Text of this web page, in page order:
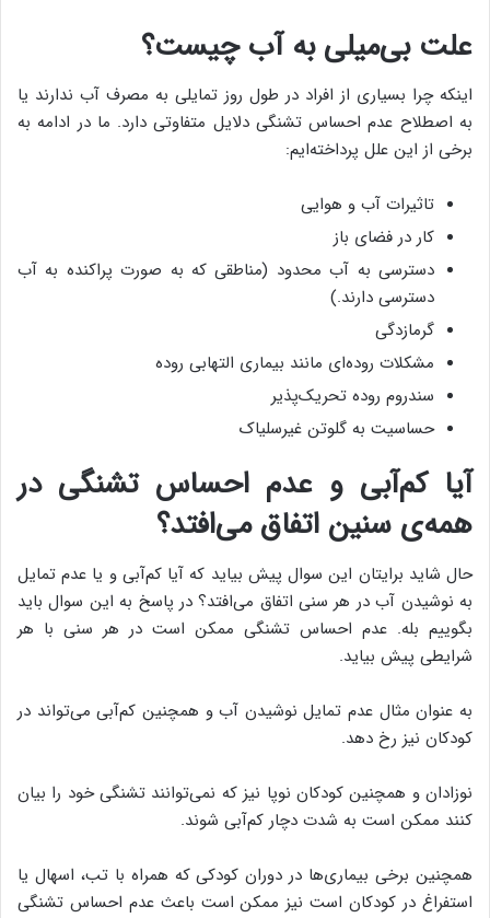
علت بی‌میلی به آب چیست؟
اینکه چرا بسیاری از افراد در طول روز تمایلی به مصرف آب ندارند یا
به اصطلاح عدم احساس تشنگی دلایل متفاوتی دارد. ما در ادامه به
برخی از این علل پرداخته‌ایم:
تاثیرات آب و هوایی
کار در فضای باز
دسترسی به آب محدود (مناطقی که به صورت پراکنده به آب
دسترسی دارند.)
گرمازدگی
مشکلات رود‌ه‌ای مانند بیماری التهابی روده
سندروم روده تحریک‌پذیر
حساسیت به گلوتن غیرسلیاک
آیا کم‌آبی و عدم احساس تشنگی در
همه‌ی سنین اتفاق می‌افتد؟
حال شاید برایتان این سوال پیش بیاید که آیا کم‌آبی و یا عدم تمایل
به نوشیدن آب در هر سنی اتفاق می‌افتد؟ در پاسخ به این سوال باید
بگوییم بله. عدم احساس تشنگی ممکن است در هر سنی با هر
شرایطی پیش بیاید.
به عنوان مثال عدم تمایل نوشیدن آب و همچنین کم‌آبی می‌تواند در
کودکان نیز رخ دهد.
نوزادان و همچنین کودکان نوپا نیز که نمی‌توانند تشنگی خود را بیان
کنند ممکن است به شدت دچار کم‌آبی شوند.
همچنین برخی بیماری‌ها در دوران کودکی که همراه با تب، اسهال یا
استفراغ در کودکان است نیز ممکن است باعث عدم احساس تشنگی